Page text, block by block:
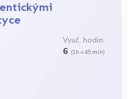
Vyuč. hodin:
6 (1h = 45 min)